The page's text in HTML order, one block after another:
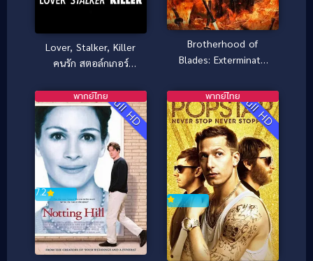
Lover, Stalker, Killer
คนรัก สตอล์กเกอร์
Brotherhood of
Blades: Exterminate
วิญญาณร้าย (2024)
Full HD
7.2
พากย์ไทย Full HD
พากย์ไทย